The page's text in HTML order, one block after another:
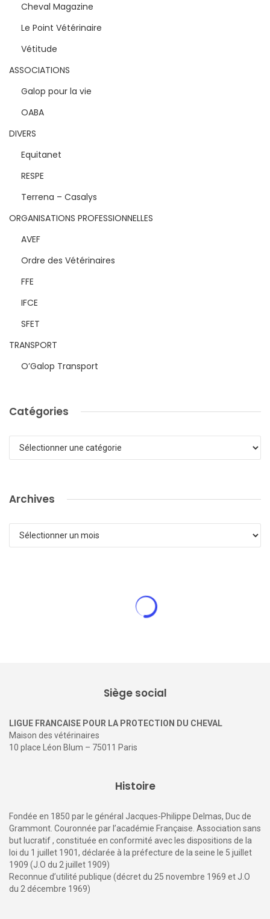
Cheval Magazine
Le Point Vétérinaire
Vétitude
ASSOCIATIONS
Galop pour la vie
OABA
DIVERS
Equitanet
RESPE
Terrena – Casalys
ORGANISATIONS PROFESSIONNELLES
AVEF
Ordre des Vétérinaires
FFE
IFCE
SFET
TRANSPORT
O’Galop Transport
Catégories
Catégories
Archives
Archives
Le Jumping International de la